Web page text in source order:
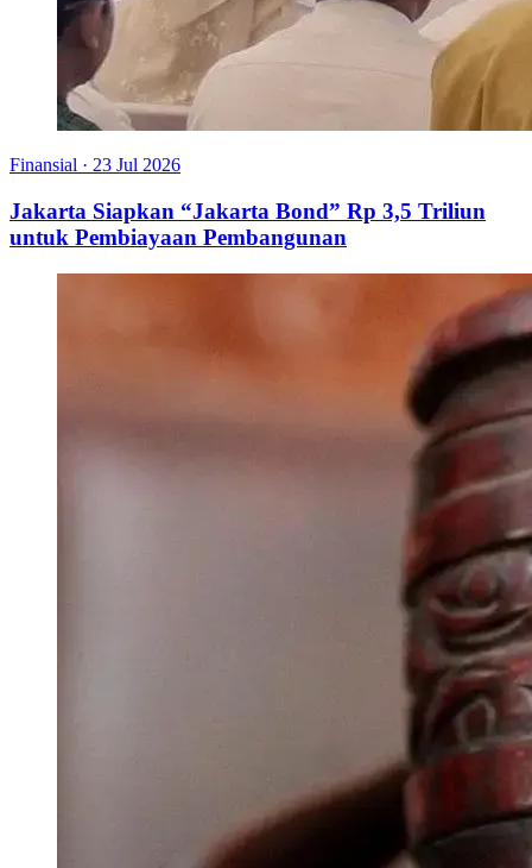
Finansial · 23 Jul 2026
Jakarta Siapkan “Jakarta Bond” Rp 3,5 Triliun
untuk Pembiayaan Pembangunan